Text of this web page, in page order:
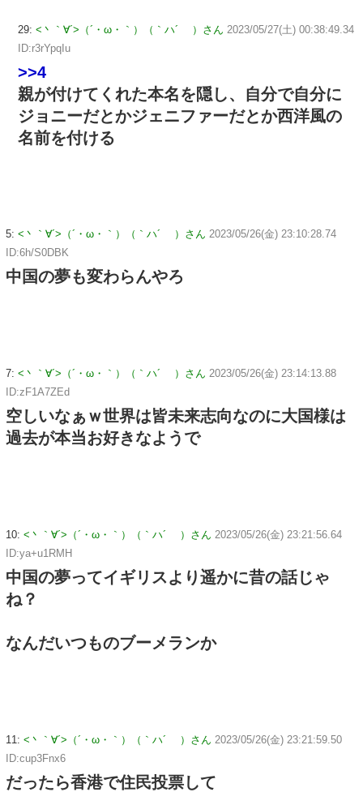
29: <丶｀∀´>（´・ω・｀）（｀ハ´ ）さん 2023/05/27(土) 00:38:49.34
ID:r3rYpqIu
>>4
親が付けてくれた本名を隠し、自分で自分に
ジョニーだとかジェニファーだとか西洋風の
名前を付ける
5: <丶｀∀´>（´・ω・｀）（｀ハ´ ）さん 2023/05/26(金) 23:10:28.74
ID:6h/S0DBK
中国の夢も変わらんやろ
7: <丶｀∀´>（´・ω・｀）（｀ハ´ ）さん 2023/05/26(金) 23:14:13.88
ID:zF1A7ZEd
空しいなぁｗ世界は皆未来志向なのに大国様は
過去が本当お好きなようで
10: <丶｀∀´>（´・ω・｀）（｀ハ´ ）さん 2023/05/26(金) 23:21:56.64
ID:ya+u1RMH
中国の夢ってイギリスより遥かに昔の話じゃ
ね？
なんだいつものブーメランか
11: <丶｀∀´>（´・ω・｀）（｀ハ´ ）さん 2023/05/26(金) 23:21:59.50
ID:cup3Fnx6
だったら香港で住民投票して